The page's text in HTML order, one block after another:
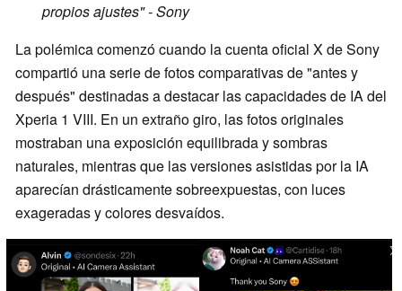
propios ajustes" - Sony
La polémica comenzó cuando la cuenta oficial X de Sony
compartió una serie de fotos comparativas de "antes y
después" destinadas a destacar las capacidades de IA del
Xperia 1 VIII. En un extraño giro, las fotos originales
mostraban una exposición equilibrada y sombras
naturales, mientras que las versiones asistidas por la IA
aparecían drásticamente sobreexpuestas, con luces
exageradas y colores desvaídos.